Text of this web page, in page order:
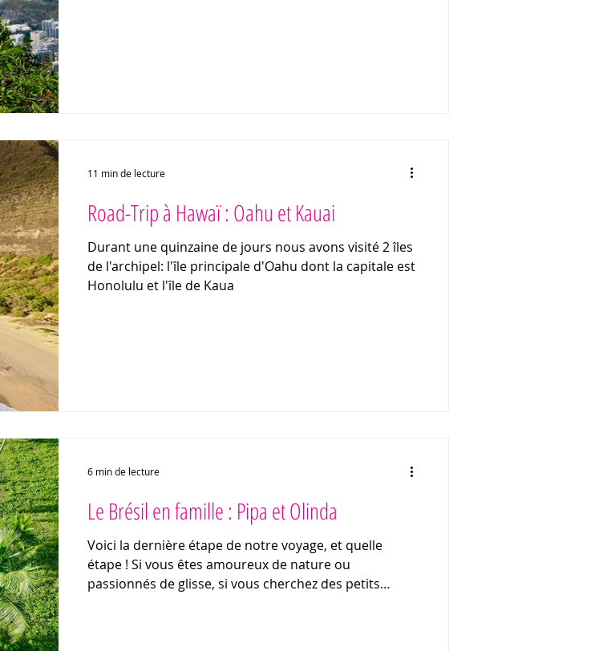
Road-Trip à Hawaï : Oahu et Kauai
Durant une quinzaine de jours nous avons visité 2 îles
de l'archipel: l'île principale d'Oahu dont la capitale est
Honolulu et l'île de Kaua
11 min de lecture
Le Brésil en famille : Pipa et Olinda
Voici la dernière étape de notre voyage, et quelle
étape ! Si vous êtes amoureux de nature ou
passionnés de glisse, si vous cherchez des petits
6 min de lecture